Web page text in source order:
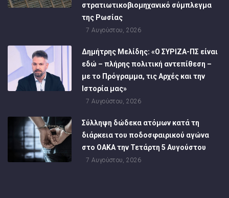
στρατιωτικοβιομηχανικό σύμπλεγμα
της Ρωσίας
7 Αυγούστου, 2026
Δημήτρης Μελίδης: «Ο ΣΥΡΙΖΑ-ΠΣ είναι
εδώ – πλήρης πολιτική αντεπίθεση –
με το Πρόγραμμα, τις Αρχές και την
Ιστορία μας»
7 Αυγούστου, 2026
Σύλληψη δώδεκα ατόμων κατά τη
διάρκεια του ποδοσφαιρικού αγώνα
στο ΟΑΚΑ την Τετάρτη 5 Αυγούστου
7 Αυγούστου, 2026